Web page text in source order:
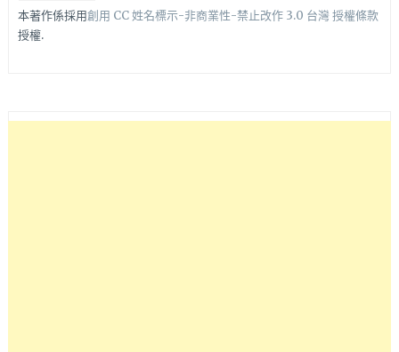
本著作係採用創用 CC 姓名標示-非商業性-禁止改作 3.0 台灣 授權條款
授權.